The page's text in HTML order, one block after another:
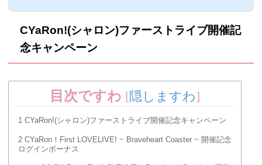
では、「LOVELIVE! SUNSHINE!! UNIT LIV
報や、会場、日程などについてまとめてい
5月に行われるはずだった追加公演全て中
UNIT LIVE ADVENTUR...
CYaRon!(シャロン)ファーストライブ開催記
念キャンペーン
目次ですわ [隠しますわ]
1 CYaRon!(シャロン)ファーストライブ開催記念キャンペーン
2 CYaRon！First LOVELIVE! ~ Braveheart Coaster ~ 開催記念
ログインボーナス